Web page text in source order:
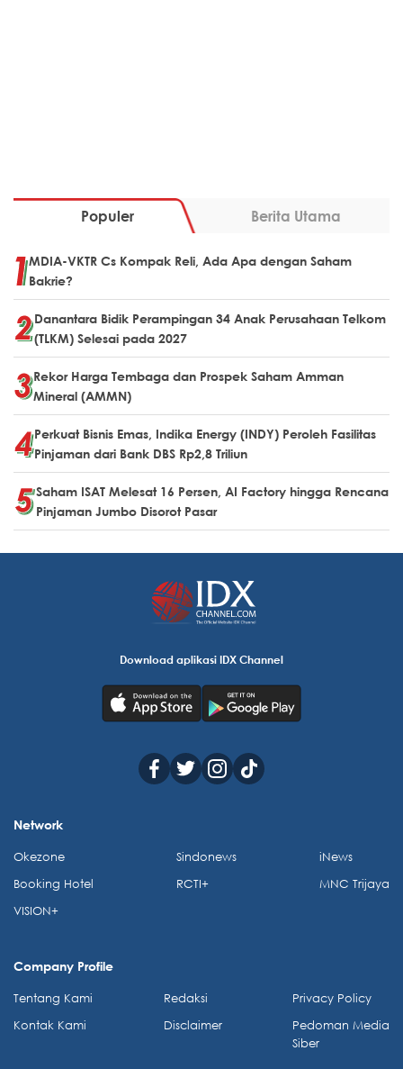
Populer Berita Utama
MDIA-VKTR Cs Kompak Reli, Ada Apa dengan Saham
Bakrie?
Danantara Bidik Perampingan 34 Anak Perusahaan Telkom
(TLKM) Selesai pada 2027
Rekor Harga Tembaga dan Prospek Saham Amman
Mineral (AMMN)
Perkuat Bisnis Emas, Indika Energy (INDY) Peroleh Fasilitas
Pinjaman dari Bank DBS Rp2,8 Triliun
Saham ISAT Melesat 16 Persen, AI Factory hingga Rencana
Pinjaman Jumbo Disorot Pasar
Download aplikasi IDX Channel
Network
Okezone
Booking Hotel
VISION+
Sindonews
RCTI+
iNews
MNC Trijaya
Company Profile
Tentang Kami
Kontak Kami
Redaksi
Disclaimer
Privacy Policy
Pedoman Media
Siber